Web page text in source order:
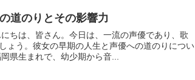
道のりとその影響力
ちは、皆さん。今日は、一流の声優であり、歌
ょう。彼女の早期の人生と声優への道のりについ
県生まれで、幼少期から音...